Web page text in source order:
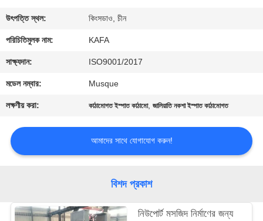
কারখানা
পরিদর্শন
গুণমান
নিয়ন্ত্রণ
আমাদের
সাথে
করুন
উৎপত্তি স্থল: কিংসডাও, চীন
পরিচিতিমুলক নাম: KAFA
সাক্ষ্যদান: ISO9001/2017
মডেল নম্বার: Musque
লক্ষণীয় করা: কাঠামোগত ইস্পাত কাঠামো,জালিয়াতি নকশা ইস্পাত কাঠামোগত
আমাদের সাথে যোগাযোগ করুন!
বিশদ প্রকাশ
নিউপোর্ট মসজিদ নির্মাণের জন্য